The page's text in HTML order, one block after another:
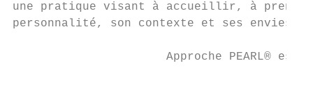
une pratique visant à accueillir, à
personnalité, son contexte et ses envies)
Approche PEARL® est